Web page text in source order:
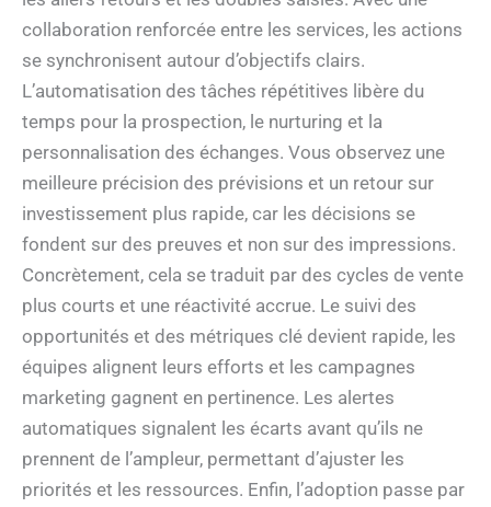
collaboration renforcée entre les services, les actions
se synchronisent autour d’objectifs clairs.
L’automatisation des tâches répétitives libère du
temps pour la prospection, le nurturing et la
personnalisation des échanges. Vous observez une
meilleure précision des prévisions et un retour sur
investissement plus rapide, car les décisions se
fondent sur des preuves et non sur des impressions.
Concrètement, cela se traduit par des cycles de vente
plus courts et une réactivité accrue. Le suivi des
opportunités et des métriques clé devient rapide, les
équipes alignent leurs efforts et les campagnes
marketing gagnent en pertinence. Les alertes
automatiques signalent les écarts avant qu’ils ne
prennent de l’ampleur, permettant d’ajuster les
priorités et les ressources. Enfin, l’adoption passe par